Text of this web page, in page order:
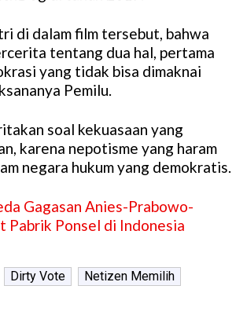
di dalam film tersebut, bahwa
tentang dua hal, pertama
yang tidak bisa dimaknai
Pemilu.
soal kekuasaan yang
karena nepotisme yang haram
negara hukum yang demokratis.
Gagasan Anies-Prabowo-
Pabrik Ponsel di Indonesia
Dirty Vote Netizen Memilih